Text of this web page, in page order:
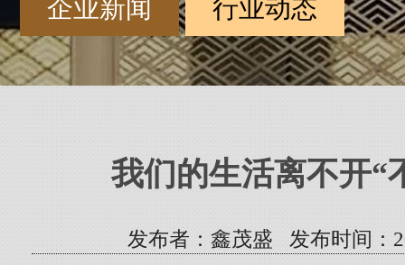
企业新闻 行业动态
我们的生活离不开“
发布者：鑫茂盛 发布时间：